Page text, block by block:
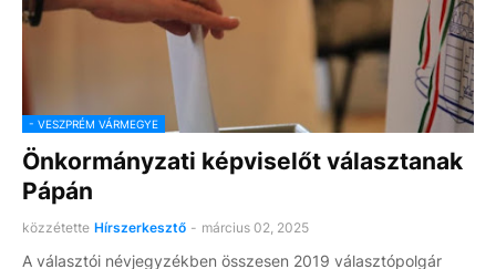
- VESZPRÉM VÁRMEGYE
Önkormányzati képviselőt választanak
Pápán
közzétette Hírszerkesztő - március 02, 2025
A választói névjegyzékben összesen 2019 választópolgár